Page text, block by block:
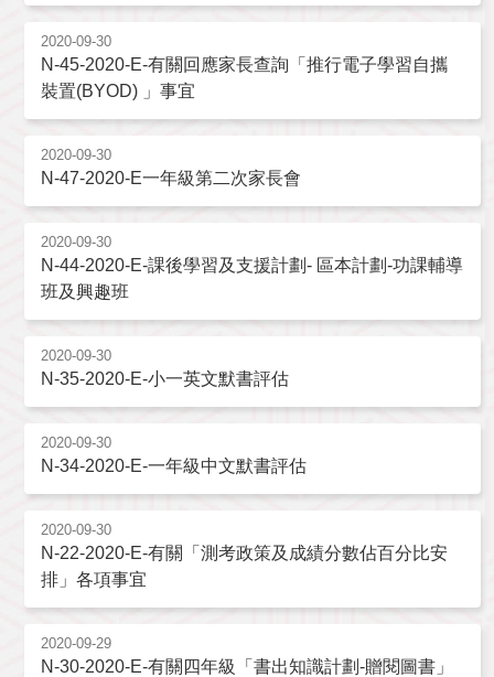
2020-09-30
N-45-2020-E-有關回應家長查詢「推行電子學習自攜
裝置(BYOD) 」事宜
2020-09-30
N-47-2020-E一年級第二次家長會
2020-09-30
N-44-2020-E-課後學習及支援計劃- 區本計劃-功課輔導
班及興趣班
2020-09-30
N-35-2020-E-小一英文默書評估
2020-09-30
N-34-2020-E-一年級中文默書評估
2020-09-30
N-22-2020-E-有關「測考政策及成績分數佔百分比安
排」各項事宜
2020-09-29
N-30-2020-E-有關四年級「書出知識計劃-贈閱圖書」